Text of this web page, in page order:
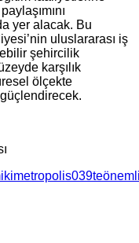
yer alacak. Bu
uluslararası iş
şehircilik
karşılık
ölçekte
ikimetropolis039te